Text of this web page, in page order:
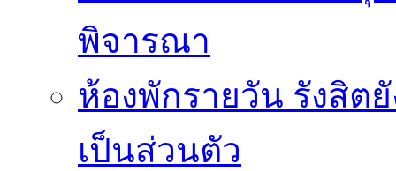
พิจารณา
ห้องพักรายวัน รังสิต
เป็นส่วนตัว